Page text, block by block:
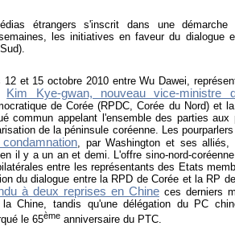
étrangers s'inscrit dans une
les initiatives en faveur du dialogue
et 15 octobre 2010 entre Wu Dawei,
Kim Kye-gwan, nouveau vice-ministre
de Corée (RPDC, Corée du Nord) et
commun appelant l'ensemble des parties
de la péninsule coréenne. Les
, par Washington et ses alliés,
il y a un an et demi. L'offre sino-nord-
entre les représentants des Etats
du dialogue entre la RPD de Corée et la RP
à deux reprises en Chine ces derniers
Chine, tandis qu'une délégation du PC
le 65ème anniversaire du PTC.